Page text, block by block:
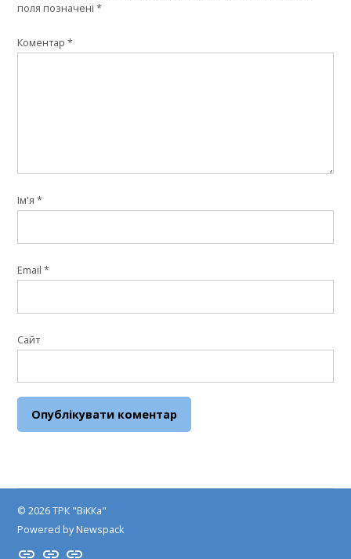
поля позначені*
Коментар*
Ім'я*
Email*
Сайт
© 2026 ТРК "ВіККа"
Powered by Newspack
Insta
YouTube
FB